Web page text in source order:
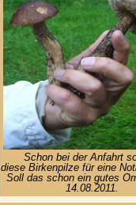
Schon bei der Anfahrt
diese Birkenpilze für eine
Soll das schon ein gutes
14.08.2011.